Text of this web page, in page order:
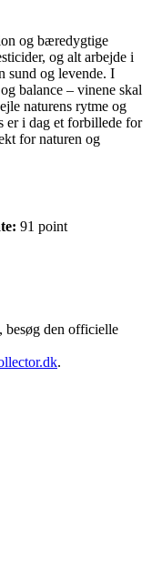
og bæredygtige
og alt arbejde i
sund og levende. I
balance – vinene skal
naturens rytme og
er i dag et forbillede for
for naturen og
91 point
besøg den officielle
.